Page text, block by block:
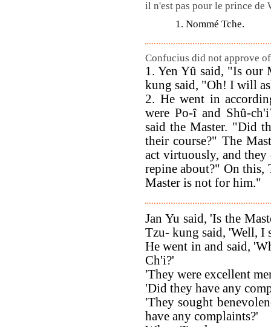
il n'est pas pour le prince de
1. Nommé Tche.
Confucius did not approve
1. Yen Yû said, "Is our
kung said, "Oh! I will
2. He went in
were Po-î and Shû-
said the Master. "Did
their course?" The
act virtuously, and
repine about?" On this,
Master is not for him."
Jan Yu said, 'Is the
Tzu- kung said, 'Well, I
He went in and said,
Ch'i?'
'They were excellent
'Did they have any
'They sought
have any complaints?'